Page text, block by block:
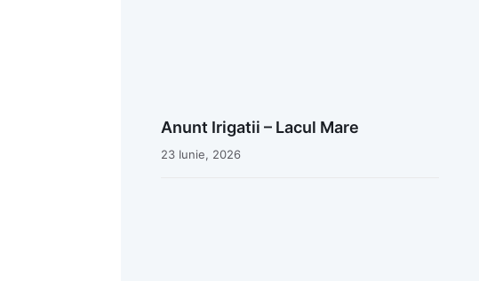
Anunt Irigatii – Lacul Mare
23 Iunie, 2026